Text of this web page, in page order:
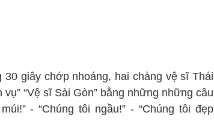
giây chớp nhoáng, hai chàng vệ sĩ Thái
“Vệ sĩ Sài Gòn” bằng những những câu
- “Chúng tôi ngầu!” - “Chúng tôi đẹp